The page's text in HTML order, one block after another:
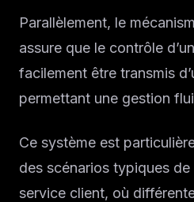
Parallèlement, le
assure que le contrôle
facilement être transmis
permettant une gestion
Ce système est
des scénarios typiques
service client, où